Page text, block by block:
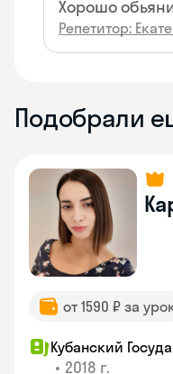
Хорошо
Репетитор:
Подобрали
от 1590 ₽ за
Кубанский
• 2018 г.